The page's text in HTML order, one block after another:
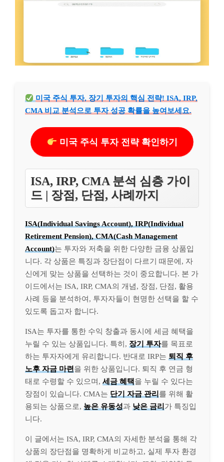
미국 주식 투자, 장기 투자의 핵심 전략! ISA, IRP,
CMA 비교 분석으로 투자 성공 확률을 높여보세요.
미국 주식 투자 전략 확인하기
ISA, IRP, CMA 분석 심층 가이
드 | 장점, 단점, 사례까지
ISA(Individual Savings Account), IRP(Individual
Retirement Pension), CMA(Cash Management
Account)는 투자와 저축을 위한 다양한 금융 상품입
니다. 각 상품은 특징과 장단점이 다르기 때문에, 자
신에게 맞는 상품을 선택하는 것이 중요합니다. 본 가
이드에서는 ISA, IRP, CMA의 개념, 장점, 단점, 활용
사례 등을 분석하여, 투자자들이 현명한 선택을 할 수
있도록 돕고자 합니다.
ISA는 투자를 통한 수익 창출과 동시에 세금 혜택을
누릴 수 있는 상품입니다. 특히, 장기 투자를 목표로
하는 투자자에게 유리합니다. 반대로 IRP는 퇴직 후
노후 자금 마련을 위한 상품입니다. 퇴직 후 연금 형
태로 수령할 수 있으며, 세금 혜택을 누릴 수 있다는
장점이 있습니다. CMA는 단기 자금 관리를 위해 활
용되는 상품으로, 높은 유동성과 낮은 금리가 특징입
니다.
이 글에서는 ISA, IRP, CMA의 자세한 분석을 통해 각
상품의 장단점을 명확하게 비교하고, 실제 투자 환경